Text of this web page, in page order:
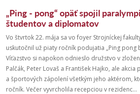
„Ping - pong“ opäť spojil
študentov a diplomatov
Vo štvrtok 22. mája sa vo foyer Strojníckej
uskutočnil už piaty ročník podujatia „Ping pong
Víťazstvo si napokon odnieslo družstvo v
Palčák, Peter Lovaš a František Hajko, ale
a športových zápolení všetkým jeho aktérom,
ročník. Večer vyvrcholila recepciou v rezidenc...